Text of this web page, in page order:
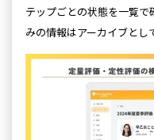
テップごとの状態を一覧
みの情報はアーカイブとし